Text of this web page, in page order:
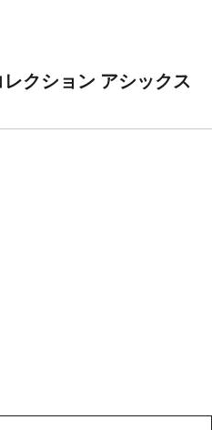
クション アシックス